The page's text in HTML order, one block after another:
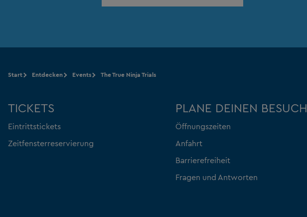
Start Entdecken Events The True Ninja Trials
TICKETS
Eintrittstickets
Zeitfensterreservierung
PLANE DEINEN BESUCH
Öffnungszeiten
Anfahrt
Barrierefreiheit
Fragen und Antworten